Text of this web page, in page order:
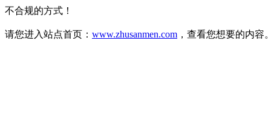
不合规的方式！
请您进入站点首页： www.zhusanmen.com ，查看您想要的内容